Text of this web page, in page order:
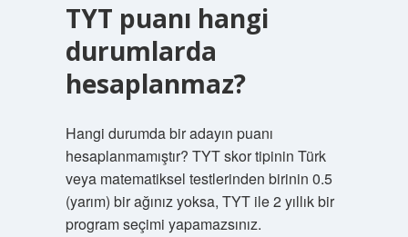
TYT puanı hangi
durumlarda
hesaplanmaz?
Hangi durumda bir adayın puanı
hesaplanmamıştır? TYT skor tipinin Türk
veya matematiksel testlerinden birinin 0.5
(yarım) bir ağınız yoksa, TYT ile 2 yıllık bir
program seçimi yapamazsınız.